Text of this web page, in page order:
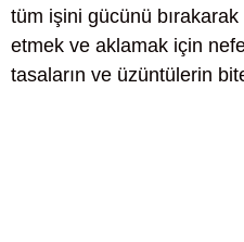
tüm işini gücünü
etmek ve aklamak için
tasaların ve üzüntülerin